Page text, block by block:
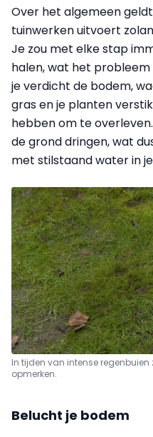
Over het algemeen
tuinwerken uitvoert
Je zou met elke stap
halen, wat het
je verdicht de bodem,
gras en je planten
hebben om te
de grond dringen, wat
met stilstaand water in
In tijden van intense
opmerken.
Belucht je bodem